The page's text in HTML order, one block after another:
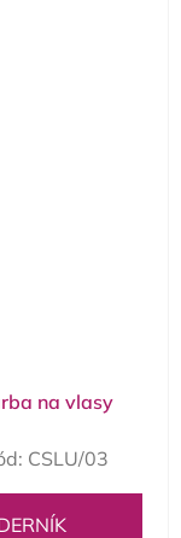
na vlasy
CSLU/03